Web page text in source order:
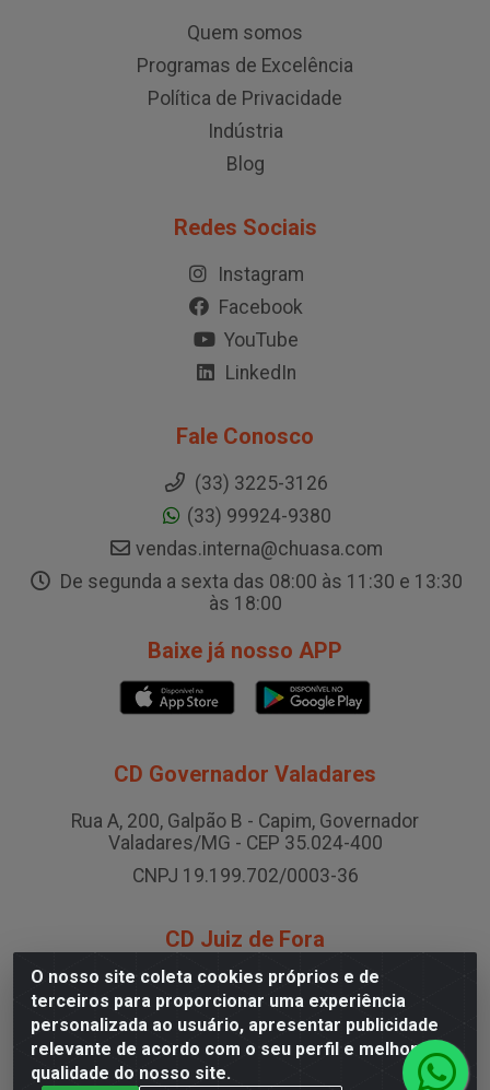
O nosso site coleta cookies próprios e de
terceiros para proporcionar uma experiência
personalizada ao usuário, apresentar publicidade
relevante de acordo com o seu perfil e melhorar a
qualidade do nosso site.
Quem somos
Programas de Excelência
Política de Privacidade
Indústria
Blog
Redes Sociais
Instagram
Facebook
YouTube
LinkedIn
Fale Conosco
(33) 3225-3126
(33) 99924-9380
vendas.interna@chuasa.com
De segunda a sexta das 08:00 às 11:30 e 13:30
às 18:00
Baixe já nosso APP
CD Governador Valadares
Rua A, 200, Galpão B - Capim, Governador
Valadares/MG - CEP 35.024-400
CNPJ 19.199.702/0003-36
CD Juiz de Fora
Rodovia BR-040 , Nº 0, Área B2 Condominio Brasil LOG
- São Pedro, Juiz de Fora/MG
CNPJ 19.199.702/0005-06